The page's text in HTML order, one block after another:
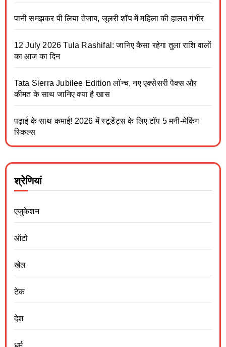
पानी समझकर पी लिया तेजाब, जूलरी शॉप में महिला की हालत गंभीर
12 July 2026 Tula Rashifal: जानिए कैसा रहेगा तुला राशि वालों
का आज का दिन
Tata Sierra Jubilee Edition लॉन्च, नए एक्सेसरी पैक्स और
कीमत के साथ जानिए क्या है खास
पढ़ाई के साथ कमाई! 2026 में स्टूडेंट्स के लिए टॉप 5 मनी-मेकिंग
स्किल्स
श्रेणियां
एजुकेशन
ऑटो
खेल
टेक
देश